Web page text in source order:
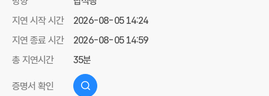
지연 시작 시간
2026-08-05 14:24
지연 종료 시간
2026-08-05 14:59
총 지연시간
35분
증명서 확인